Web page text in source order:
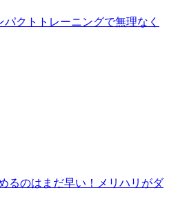
パクトトレーニングで無理なく
るのはまだ早い！メリハリがダ